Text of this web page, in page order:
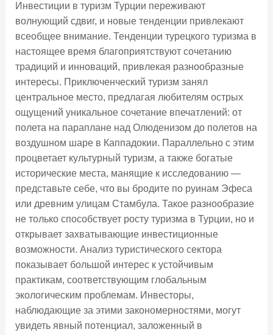
Инвестиции в туризм Турции переживают
волнующий сдвиг, и новые тенденции привлекают
всеобщее внимание. Тенденции турецкого туризма в
настоящее время благоприятствуют сочетанию
традиций и инноваций, привлекая разнообразные
интересы. Приключенческий туризм занял
центральное место, предлагая любителям острых
ощущений уникальное сочетание впечатлений: от
полета на параплане над Олюденизом до полетов на
воздушном шаре в Каппадокии. Параллельно с этим
процветает культурный туризм, а также богатые
исторические места, манящие к исследованию —
представьте себе, что вы бродите по руинам Эфеса
или древним улицам Стамбула. Такое разнообразие
не только способствует росту туризма в Турции, но и
открывает захватывающие инвестиционные
возможности. Анализ туристического сектора
показывает большой интерес к устойчивым
практикам, соответствующим глобальным
экологическим проблемам. Инвесторы,
наблюдающие за этими закономерностями, могут
увидеть явный потенциал, заложенный в